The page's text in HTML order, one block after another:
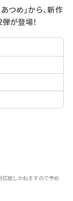
つめ」から、新作
が登場！
致しかねますので予め